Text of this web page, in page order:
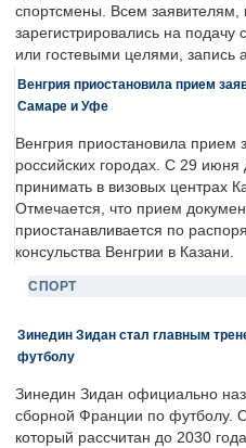
спортсмены. Всем заявителям,
зарегистрировались на подачу
или гостевыми целями, запись
Венгрия приостановила прием
Самаре и Уфе
Венгрия приостановила прием
российских городах. С 29 июня
принимать в визовых центрах
Отмечается, что прием
приостанавливается по
консульства Венгрии в Казани.
СПОРТ
Зинедин Зидан стал главным
футболу
Зинедин Зидан официально
сборной Франции по футболу.
который рассчитан до 2030